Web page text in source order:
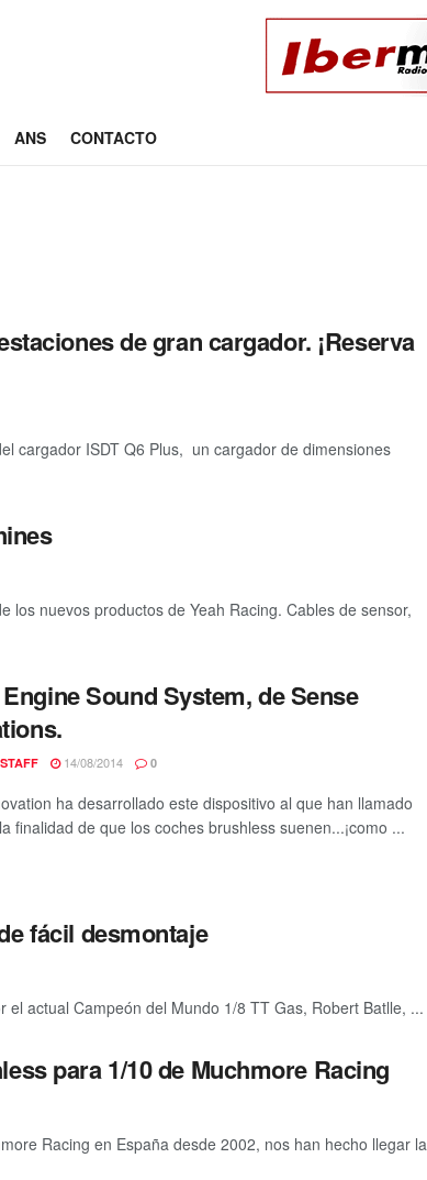
ANS CONTACTO
de gran cargador. ¡Reserva
cargador ISDT Q6 Plus, un cargador de dimensiones
los nuevos productos de Yeah Racing. Cables de sensor,
Sound System, de Sense
14/08/2014 0
ha desarrollado este dispositivo al que han llamado
finalidad de que los coches brushless suenen...¡como ...
fácil desmontaje
actual Campeón del Mundo 1/8 TT Gas, Robert Batlle, ...
para 1/10 de Muchmore Racing
Racing en España desde 2002, nos han hecho llegar la